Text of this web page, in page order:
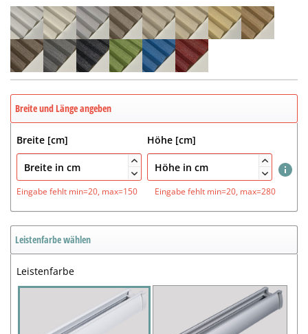
Breite und Länge angeben
Breite [cm]


Höhe [cm]


Eingabe fehlt min=20, max=150 Eingabe fehlt min=20, max=280
Leistenfarbe wählen
Leistenfarbe